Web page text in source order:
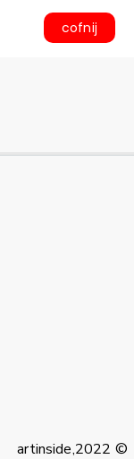
cofnij
artinside,2022 ©